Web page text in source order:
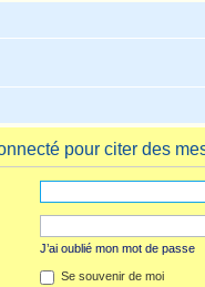
pour citer des
J’ai oublié mon mot de passe
Se souvenir de moi